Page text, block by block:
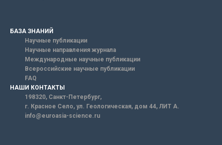
БАЗА ЗНАНИЙ
Научные публикации
Научные направления журнала
Международные научные публикации
Всероссийские научные публикации
FAQ
НАШИ КОНТАКТЫ
198320, Санкт-Петербург,
г. Красное Село, ул. Геологическая, дом 44, ЛИТ А.
info@euroasia-science.ru